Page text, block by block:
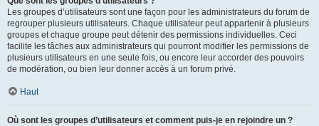
Les groupes d’utilisateurs sont une façon pour les administrateurs du forum de
regrouper plusieurs utilisateurs. Chaque utilisateur peut appartenir à plusieurs
groupes et chaque groupe peut détenir des permissions individuelles. Ceci
facilite les tâches aux administrateurs qui pourront modifier les permissions de
plusieurs utilisateurs en une seule fois, ou encore leur accorder des pouvoirs
de modération, ou bien leur donner accès à un forum privé.
Haut
Où sont les groupes d’utilisateurs et comment puis-je en rejoindre un ?